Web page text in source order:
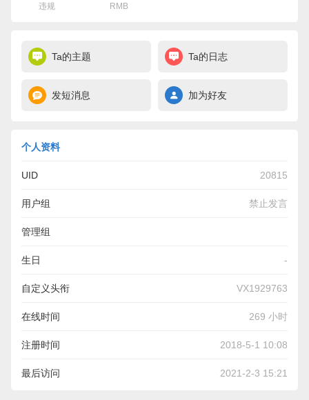
违规 RMB
Ta的主题 Ta的日志
发短消息 加为好友
个人资料
UID 20815
用户组 禁止发言
管理组
生日 -
自定义头衔 VX1929763
在线时间 269 小时
注册时间 2018-5-1 10:08
最后访问 2021-2-3 15:21